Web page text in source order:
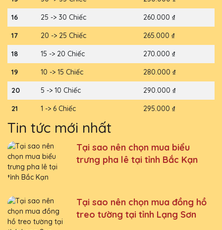
16 25 -> 30 Chiếc 260.000 ₫
17 20 -> 25 Chiếc 265.000 ₫
18 15 -> 20 Chiếc 270.000 ₫
19 10 -> 15 Chiếc 280.000 ₫
20 5 -> 10 Chiếc 290.000 ₫
21 1 -> 6 Chiếc 295.000 ₫
Tin tức mới nhất
Tại sao nên chọn mua biểu
trưng pha lê tại tỉnh Bắc Kạn
Tại sao nên chọn mua đồng hồ
treo tường tại tỉnh Lạng Sơn